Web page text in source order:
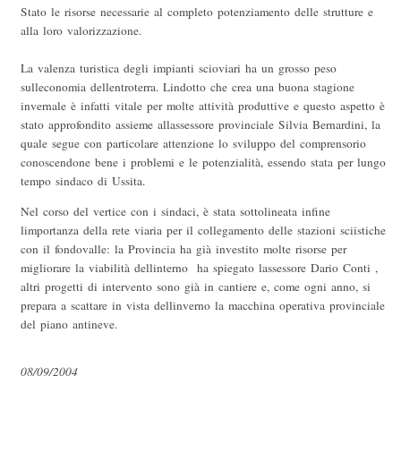
Stato le risorse necessarie al completo potenziamento delle strutture e
alla loro valorizzazione.
La valenza turistica degli impianti scioviari ha un grosso peso
sulleconomia dellentroterra. Lindotto che crea una buona stagione
invernale è infatti vitale per molte attività produttive e questo aspetto è
stato approfondito assieme allassessore provinciale Silvia Bernardini, la
quale segue con particolare attenzione lo sviluppo del comprensorio
conoscendone bene i problemi e le potenzialità, essendo stata per lungo
tempo sindaco di Ussita.
Nel corso del vertice con i sindaci, è stata sottolineata infine
limportanza della rete viaria per il collegamento delle stazioni sciistiche
con il fondovalle: la Provincia ha già investito molte risorse per
migliorare la viabilità dellinterno  ha spiegato lassessore Dario Conti ,
altri progetti di intervento sono già in cantiere e, come ogni anno, si
prepara a scattare in vista dellinverno la macchina operativa provinciale
del piano antineve.
08/09/2004